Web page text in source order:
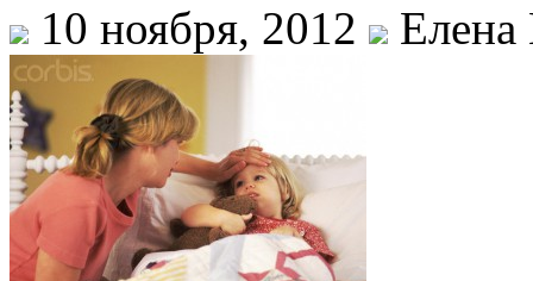
10 ноября, 2012 Елена